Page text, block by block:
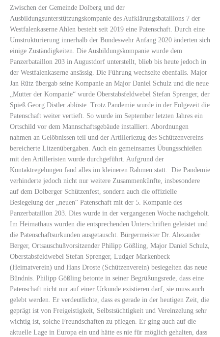
Zwischen der Gemeinde Dolberg und der
Ausbildungsunterstützungskompanie des Aufklärungsbataillons 7 der
Westfalenkaserne Ahlen besteht seit 2019 eine Patenschaft. Durch eine
Umstrukturierung innerhalb der Bundeswehr Anfang 2020 änderten sich
einige Zuständigkeiten. Die Ausbildungskompanie wurde dem
Panzerbataillon 203 in Augustdorf unterstellt, blieb bis heute jedoch in
der Westfalenkaserne ansässig. Die Führung wechselte ebenfalls. Major
Jan Rütz übergab seine Kompanie an Major Daniel Schulz und die neue
„Mutter der Kompanie“ wurde Oberstabsfeldwebel Stefan Sprenger, der
Spieß Georg Distler ablöste. Trotz Pandemie wurde in der Folgezeit die
Patenschaft weiter vertieft. So wurde im September letzten Jahres ein
Ortschild vor dem Mannschaftsgebäude installiert. Abordnungen
nahmen an Gelöbnissen teil und der Artilleriezug des Schützenvereins
bereicherte Litzenübergaben. Auch ein gemeinsames Übungsschießen
mit den Artilleristen wurde durchgeführt. Aufgrund der
Kontaktregelungen fand alles im kleineren Rahmen statt. Die Pandemie
verhinderte jedoch nicht nur weitere Zusammenkünfte, insbesondere
auf dem Dolberger Schützenfest, sondern auch die offizielle
Besiegelung der „neuen“ Patenschaft mit der 5. Kompanie des
Panzerbataillon 203. Dies wurde in der vergangenen Woche nachgeholt.
Im Heimathaus wurden die entsprechenden Unterschriften geleistet und
die Patenschaftsurkunden ausgetauscht. Bürgermeister Dr. Alexander
Berger, Ortsauschußvorsitzender Philipp Gößling, Major Daniel Schulz,
Oberstabsfeldwebel Stefan Sprenger, Ludger Markenbeck
(Heimatverein) und Hans Droste (Schützenverein) besiegelten das neue
Bündnis. Philipp Gößling betonte in seiner Begrüßungsrede, dass eine
Patenschaft nicht nur auf einer Urkunde existieren darf, sie muss auch
gelebt werden. Er verdeutlichte, dass es gerade in der heutigen Zeit, die
geprägt ist von Freigeistigkeit, Selbstsüchtigkeit und Vereinzelung sehr
wichtig ist, solche Freundschaften zu pflegen. Er ging auch auf die
aktuelle Lage in Europa ein und hätte es nie für möglich gehalten, dass